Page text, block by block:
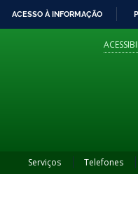
ACESSO À INFORMAÇÃO
Serviços Telefones